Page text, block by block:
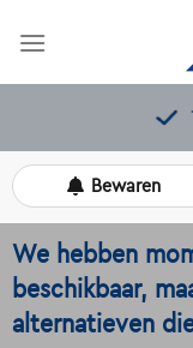
Bewaren
We hebben
beschikbaar,
alternatieven